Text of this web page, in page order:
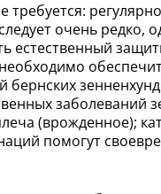
требуется:
очень
естественный
бернских
заболеваний
(врожденное);
помогут